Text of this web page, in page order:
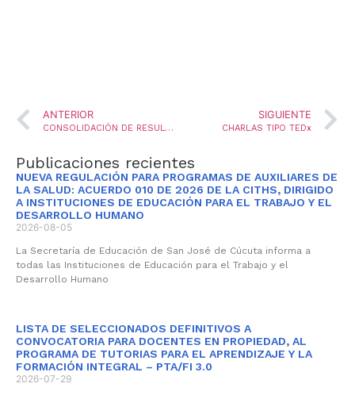
ANTERIOR
CONSOLIDACIÓN DE RESULTADOS DE LA CONVOCATORIA PARA EL ENCARGO DE PROVISIÓN DE SEIS (06) VACANTES DEFINITIVAS Y TRES (3) VACANTES TEMPORALES DEL CARGO COORDINADOR, SEGÚN CIRCULAR No. 006 DEL 19 DE FEBRERO DE 2021.
SIGUIENTE
CHARLAS TIPO TEDx
Publicaciones recientes
NUEVA REGULACIÓN PARA PROGRAMAS DE AUXILIARES DE
LA SALUD: ACUERDO 010 DE 2026 DE LA CITHS, DIRIGIDO
A INSTITUCIONES DE EDUCACIÓN PARA EL TRABAJO Y EL
DESARROLLO HUMANO
2026-08-05
La Secretaría de Educación de San José de Cúcuta informa a
todas las Instituciones de Educación para el Trabajo y el
Desarrollo Humano
LISTA DE SELECCIONADOS DEFINITIVOS A
CONVOCATORIA PARA DOCENTES EN PROPIEDAD, AL
PROGRAMA DE TUTORIAS PARA EL APRENDIZAJE Y LA
FORMACIÓN INTEGRAL – PTA/FI 3.0
2026-07-29